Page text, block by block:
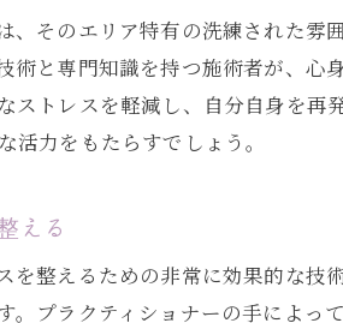
、そのエリア特有の洗練された
術と専門知識を持つ施術者が、
ストレスを軽減し、自分自身を
力をもたらすでしょう。
える
を整えるための非常に効果的な
。プラクティショナーの手によ